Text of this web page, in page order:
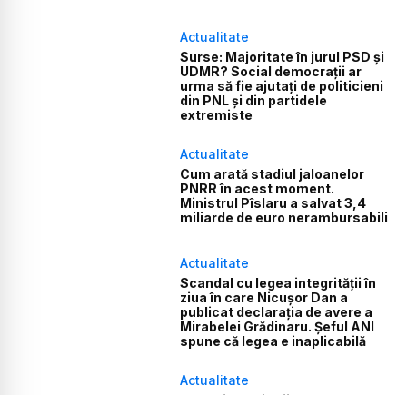
Actualitate
Surse: Majoritate în jurul PSD și
UDMR? Social democrații ar
urma să fie ajutați de politicieni
din PNL și din partidele
extremiste
Actualitate
Cum arată stadiul jaloanelor
PNRR în acest moment.
Ministrul Pîslaru a salvat 3,4
miliarde de euro nerambursabili
Actualitate
Scandal cu legea integrității în
ziua în care Nicușor Dan a
publicat declarația de avere a
Mirabelei Grădinaru. Șeful ANI
spune că legea e inaplicabilă
Actualitate